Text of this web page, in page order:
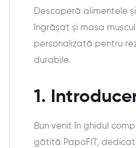
Descoperă alimentele
îngrășat și masa
personalizată pentru
durabile.
1.
Bun venit în ghidul
gătită PapoFIT,